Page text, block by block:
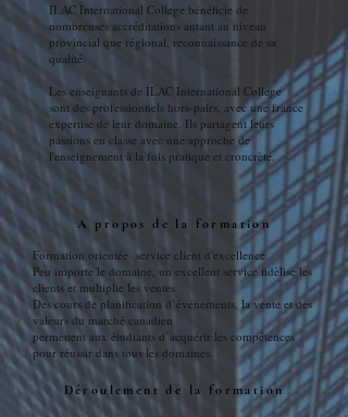
ILAC International College bénéficie de
nombreuses accréditations autant au niveau
provincial que régional, reconnaissance de sa
qualité.
Les enseignants de ILAC International College
sont des professionnels hors-pairs, avec une france
expertise de leur domaine. Ils partagent leurs
passions en classe avec une approche de
l'enseignement à la fois pratique et croncrète.
A propos de la formation
Formation orientée service client d'excellence
Peu importe le domaine, un excellent service fidèlise les
clients et multiplie les ventes
Des cours de planification d’événements, la vente et des
valeurs du marché canadien
permettent aux étudiants d’acquérir les compétences
pour réussir dans tous les domaines.
Déroulement de la formation